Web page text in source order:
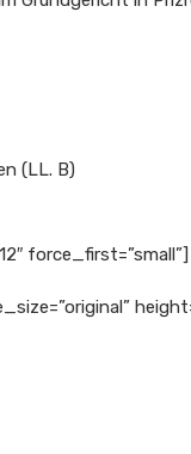
(LL. B)
force_first=”small”]